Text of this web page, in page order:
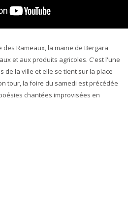
Rameaux, la mairie de Bergara
et aux produits agricoles. C'est l'une
de la ville et elle se tient sur la place
tour, la foire du samedi est précédée
chantées improvisées en